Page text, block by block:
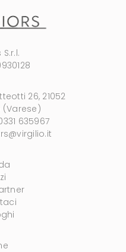
26, 21052
(Varese)
635967